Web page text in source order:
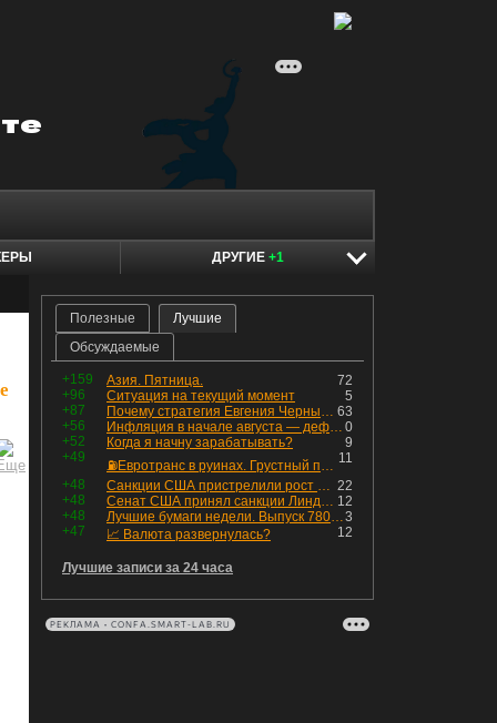
ДРУГИЕ +1
Полезные
Лучшие
Обсуждаемые
+159 72
Азия. Пятница.
+96
5
Ситуация на текущий момент
+87
63
Почему стратегия Евгения Черных приведет вас к убыткам в 2026 году
+56
0
Инфляция в начале августа — дефляция из-за топлива и плодоовощной корзины, но услуги продолжают дорожать, а рубль начал ослабевать.
+52
9
Когда я начну зарабатывать?
+49
11
⛽️Евротранс в руинах. Грустный пост😶😞 Что изменилось в облигациях?
+48
22
Санкции США пристрелили рост акций в России
+48
12
Сенат США принял санкции Линдси Грэма против России
+48
3
Лучшие бумаги недели. Выпуск 780 – обновления для пятницы
+47
12
📈 Валюта развернулась?
Лучшие записи за 24 часа
РЕКЛАМА • CONFA.SMART-LAB.RU